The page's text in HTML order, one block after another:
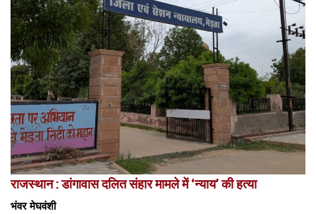
राजस्थान : डांगावास दलित संहार मामले में ‘न्याय’ की हत्या
भंवर मेघवंशी